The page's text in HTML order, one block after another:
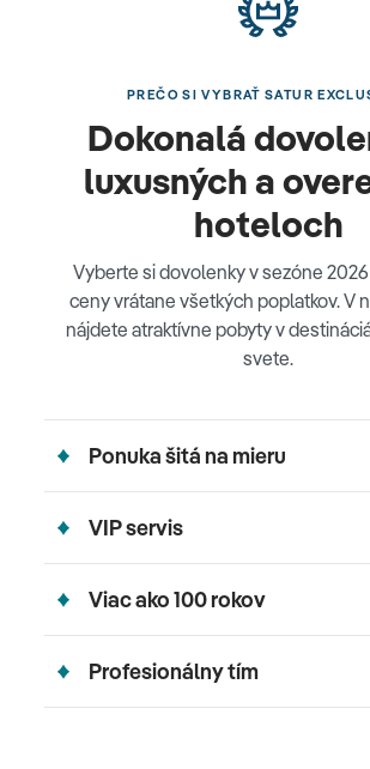
PREČO SI VYBRAŤ SATUR
Dokonalá
luxusných a
hoteloch
Vyberte si dovolenky v sezóne
ceny vrátane všetkých poplatkov. V
nájdete atraktívne pobyty v
svete.
Ponuka šitá na mieru
VIP servis
Viac ako 100 rokov
Profesionálny tím